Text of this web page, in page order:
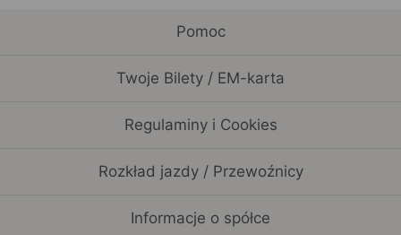
Pomoc
Twoje Bilety / EM-karta
Regulaminy i Cookies
Rozkład jazdy / Przewoźnicy
Informacje o spółce